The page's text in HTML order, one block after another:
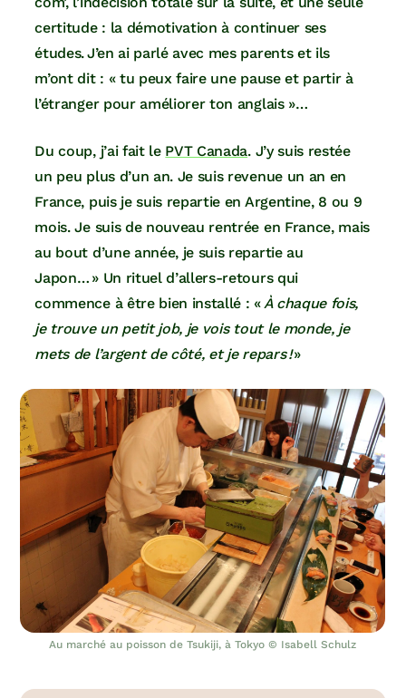
certitude : la démotivation à continuer ses
études. J’en ai parlé avec mes parents et ils
m’ont dit : « tu peux faire une pause et partir à
l’étranger pour améliorer ton anglais »…
Du coup, j’ai fait le PVT Canada. J’y suis restée
un peu plus d’un an. Je suis revenue un an en
France, puis je suis repartie en Argentine, 8 ou 9
mois. Je suis de nouveau rentrée en France, mais
au bout d’une année, je suis repartie au
Japon… » Un rituel d’allers-retours qui
commence à être bien installé : «À chaque fois,
je trouve un petit job, je vois tout le monde, je
mets de l’argent de côté, et je repars !»
Au marché au poisson de Tsukiji, à Tokyo © Isabell Schulz